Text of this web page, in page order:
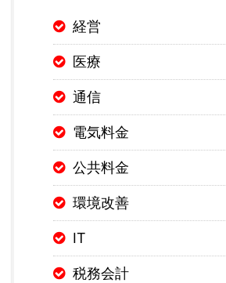
経営
医療
通信
電気料金
公共料金
環境改善
IT
税務会計